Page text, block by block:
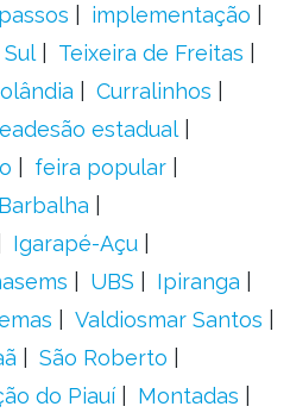
implementação
Teixeira de Freitas
Curralinhos
estadual
feira popular
Barbalha
Igarapé-Açu
UBS
Ipiranga
Valdiosmar Santos
São Roberto
do Piauí
Montadas